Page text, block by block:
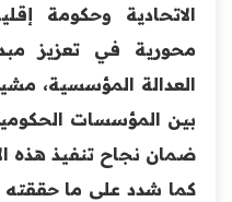
الاتحادية وحكومة
محورية في تعزيز
العدالة المؤسسية،
بين المؤسسات
ضمان نجاح تنفيذ هذه
كما شدد على ما حققته